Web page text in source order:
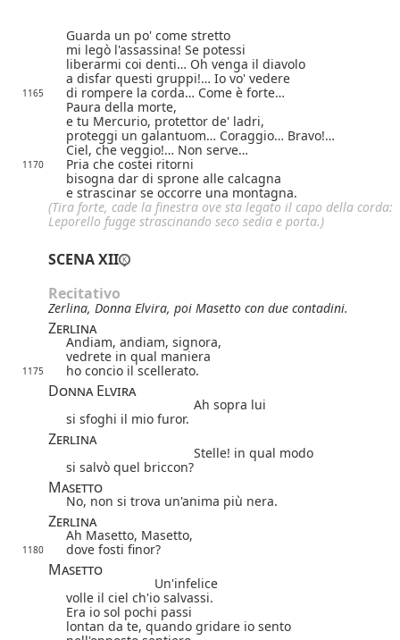
Guarda un po' come stretto
mi legò l'assassina! Se potessi
liberarmi coi denti… Oh venga il diavolo
a disfar questi gruppi!… Io vo' vedere
1165
di rompere la corda… Come è forte…
Paura della morte,
e tu Mercurio, protettor de' ladri,
proteggi un galantuom… Coraggio… Bravo!…
Ciel, che veggio!… Non serve…
1170
Pria che costei ritorni
bisogna dar di sprone alle calcagna
e strascinar se occorre una montagna.
(Tira forte, cade la finestra ove sta legato il capo della corda:
Leporello fugge strascinando seco sedia e porta.)
SCENA XII
Recitativo
Zerlina, Donna Elvira, poi Masetto con due contadini.
Zerlina
Andiam, andiam, signora,
vedrete in qual maniera
1175 ho concio il scellerato.
Donna Elvira
Ah sopra lui
si sfoghi il mio furor.
Zerlina
Stelle! in qual modo
si salvò quel briccon?
Masetto
No, non si trova un'anima più nera.
Zerlina
Ah Masetto, Masetto,
1180 dove fosti finor?
Masetto
Un'infelice
volle il ciel ch'io salvassi.
Era io sol pochi passi
lontan da te, quando gridare io sento